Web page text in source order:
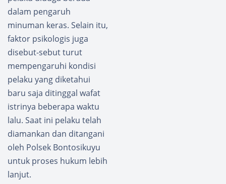
Bender
a
Merah
Putih
Gratis
Penge
ndara
Minum
dan
Makan
an
Sambu
Bumi
Harjo
dalam pengaruh
minuman keras. Selain itu,
faktor psikologis juga
disebut-sebut turut
mempengaruhi kondisi
pelaku yang diketahui
baru saja ditinggal wafat
istrinya beberapa waktu
lalu. Saat ini pelaku telah
diamankan dan ditangani
oleh Polsek Bontosikuyu
untuk proses hukum lebih
lanjut.